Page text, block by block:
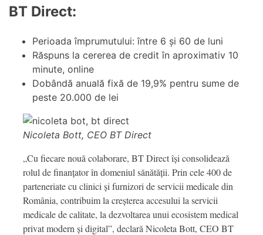
BT Direct:
Perioada împrumutului: între 6 și 60 de luni
Răspuns la cererea de credit în aproximativ 10
minute, online
Dobândă anuală fixă de 19,9% pentru sume de
peste 20.000 de lei
Nicoleta Bott, CEO BT Direct
„Cu fiecare nouă colaborare, BT Direct își consolidează
rolul de finanțator în domeniul sănătății. Prin cele 400 de
parteneriate cu clinici și furnizori de servicii medicale din
România, contribuim la creșterea accesului la servicii
medicale de calitate, la dezvoltarea unui ecosistem medical
privat modern și digital”, declară Nicoleta Bott, CEO BT